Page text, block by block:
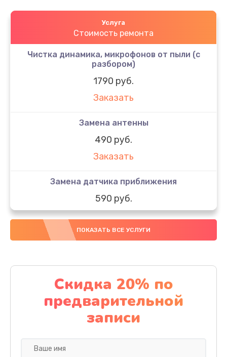
Услуга
Стоимость ремонта
Чистка динамика, микрофонов от пыли (с
разбором)
1790 руб.
Заказать
Замена антенны
490 руб.
Заказать
Замена датчика приближения
590 руб.
Заказать
Замена стекла
Обновление ПО
890 руб.
ПОКАЗАТЬ ВСЕ УСЛУГИ
Скидка 20% по
предварительной
записи